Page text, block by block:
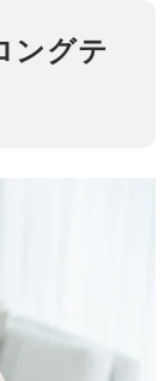
ングテ